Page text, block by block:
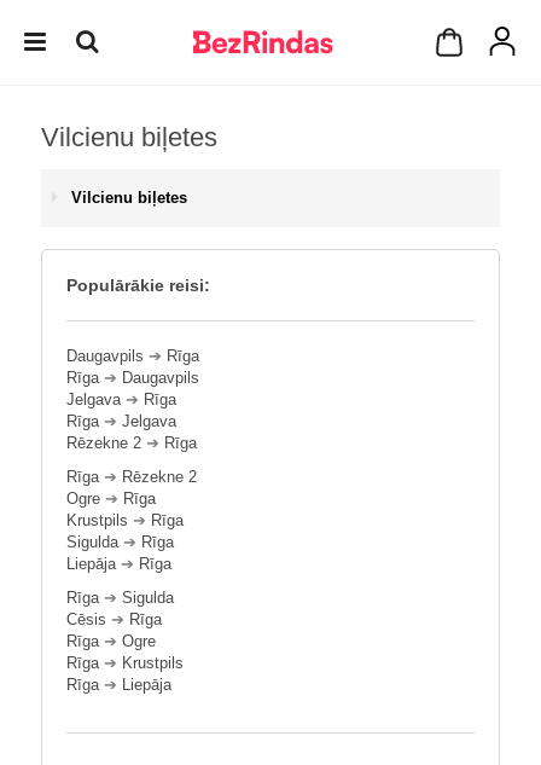
Vilcienu biļetes
Vilcienu biļetes
Populārākie reisi:
Daugavpils ➔ Rīga
Rīga➔ Daugavpils
Jelgava➔ Rīga
Rīga➔ Jelgava
Rēzekne 2 ➔ Rīga
Rīga➔ Rēzekne 2
Ogre ➔ Rīga
Krustpils ➔ Rīga
Sigulda➔ Rīga
Liepāja➔ Rīga
Rīga➔ Sigulda
Cēsis ➔ Rīga
Rīga➔ Ogre
Rīga➔ Krustpils
Rīga➔ Liepāja